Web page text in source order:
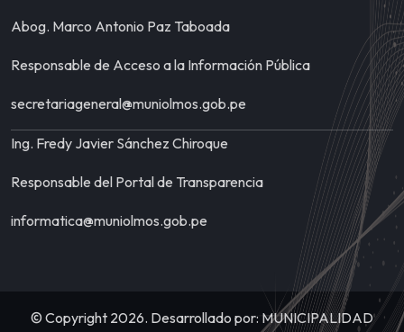
Abog. Marco Antonio Paz Taboada
Responsable de Acceso a la Información Pública
secretariageneral@muniolmos.gob.pe
Ing. Fredy Javier Sánchez Chiroque
Responsable del Portal de Transparencia
informatica@muniolmos.gob.pe
© Copyright 2026. Desarrollado por: MUNICIPALIDAD